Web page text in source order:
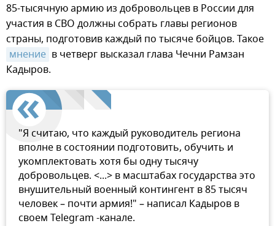
85-тысячную армию из добровольцев в России для
участия в СВО должны собрать главы регионов
страны, подготовив каждый по тысяче бойцов. Такое
мнение в четверг высказал глава Чечни Рамзан
Кадыров.
"Я считаю, что каждый руководитель региона
вполне в состоянии подготовить, обучить и
укомплектовать хотя бы одну тысячу
добровольцев. <...> в масштабах государства это
внушительный военный контингент в 85 тысяч
человек – почти армия!" – написал Кадыров в
своем Telegram -канале.